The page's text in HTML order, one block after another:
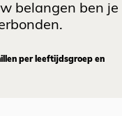
belangen ben je
per leeftijdsgroep en